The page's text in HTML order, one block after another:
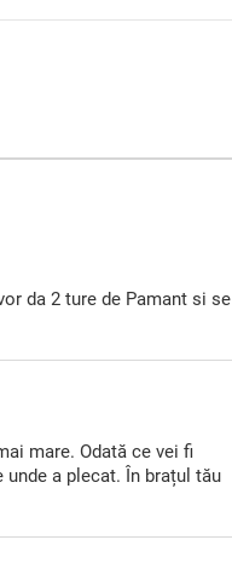
da 2 ture de Pamant si se
mare. Odată ce vei fi
a plecat. În brațul tău